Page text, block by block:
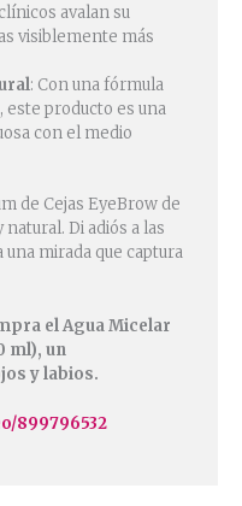
avalan su
visiblemente más
: Con una fórmula
este producto es una
con el medio
de Cejas EyeBrow de
Di adiós a las
una mirada que captura
el Agua Micelar
ml), un
y labios.
899796532